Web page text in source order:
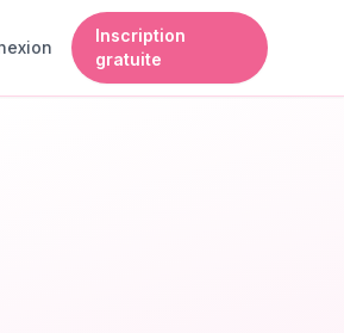
Inscription
gratuite